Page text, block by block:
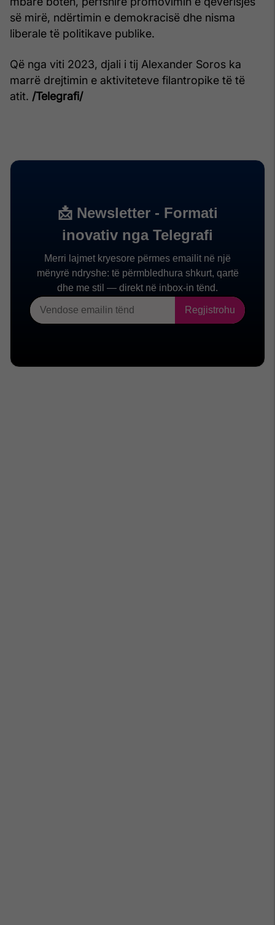
së mirë, ndërtimin e demokracisë dhe nisma
liberale të politikave publike.
Që nga viti 2023, djali i tij Alexander Soros ka
marrë drejtimin e aktiviteteve filantropike të të
atit. /Telegrafi/